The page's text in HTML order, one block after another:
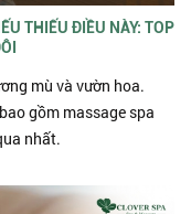
THIẾU ĐIỀU NÀY: TOP
mù và vườn hoa.
gồm massage spa
nhất.